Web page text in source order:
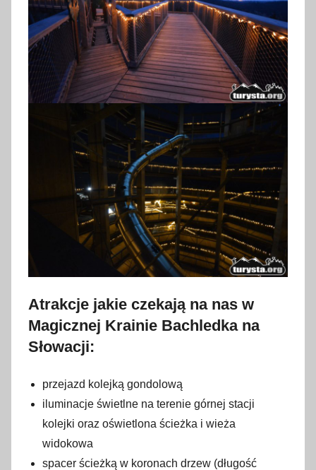
Atrakcje jakie czekają na nas w
Magicznej Krainie Bachledka na
Słowacji:
przejazd kolejką gondolową
iluminacje świetlne na terenie górnej stacji
kolejki oraz oświetlona ścieżka i wieża
widokowa
spacer ścieżką w koronach drzew (długość